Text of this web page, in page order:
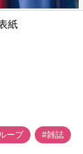
紙
ープ #雑誌